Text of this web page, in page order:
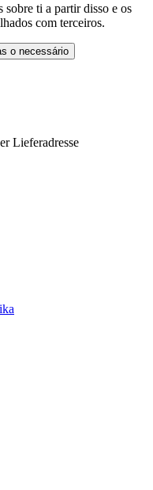
sobre ti a partir disso e os
com terceiros.
o necessário
Lieferadresse